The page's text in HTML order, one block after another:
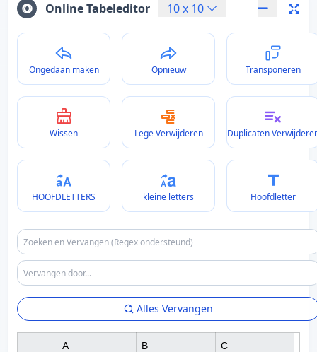
Online Tabeleditor 10x 10
Ongedaan maken Opnieuw Transponeren
Wissen Lege Verwijderen Duplicaten
HOOFDLETTERS kleine letters Hoofdletter
Alles Vervangen
A B C